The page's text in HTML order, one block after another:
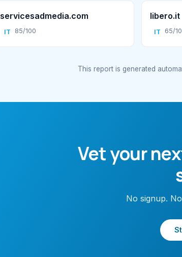
servicesadmedia.com
IT 85/100
libero.it
IT 65/
This report is generated
Vet your
No signup.